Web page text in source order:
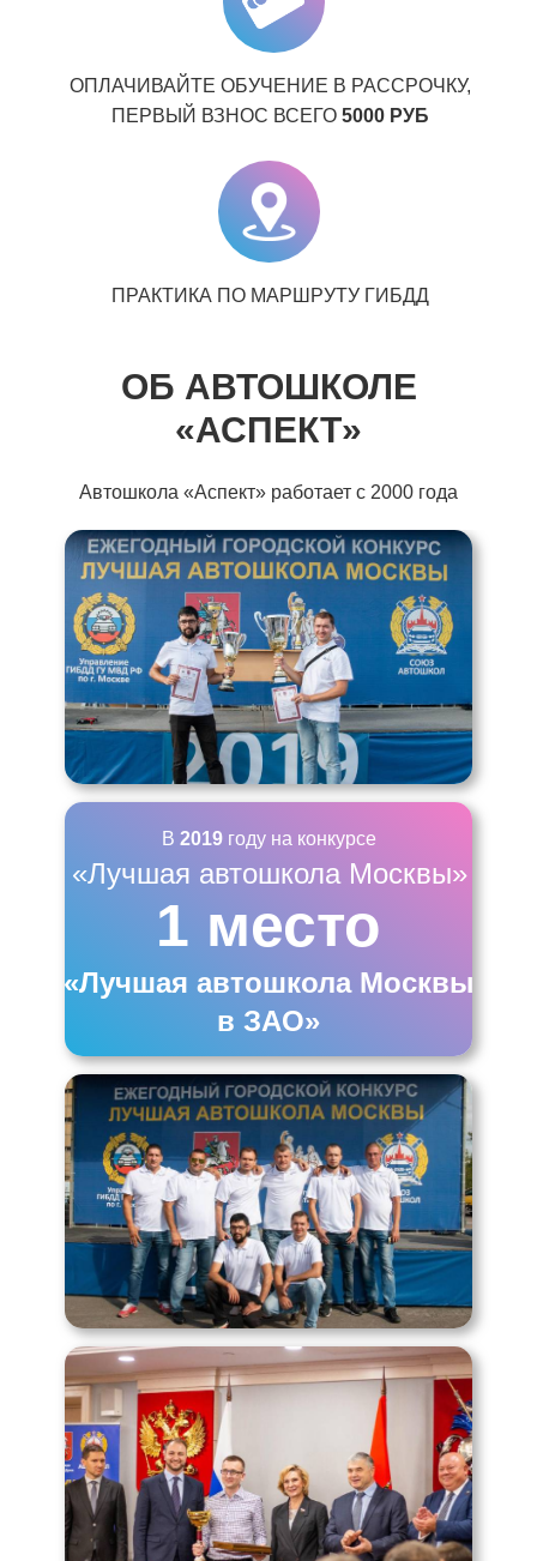
ПРАКТИКА ПО МАРШРУТУ ГИБДД
ОПЛАЧИВАЙТЕ ОБУЧЕНИЕ В РАССРОЧКУ,
ПЕРВЫЙ ВЗНОС ВСЕГО 5000 РУБ
ОБ АВТОШКОЛЕ
«АСПЕКТ»
Автошкола «Аспект» работает с 2000 года
В 2019году на конкурсе
«Лучшая автошкола Москвы»
«Лучшая автошкола Москвы
в ЗАО»
1 место